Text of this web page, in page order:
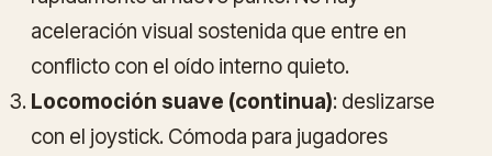
aceleración visual sostenida que entre en
conflicto con el oído interno quieto.
Locomoción suave (continua): deslizarse
con el joystick. Cómoda para jugadores